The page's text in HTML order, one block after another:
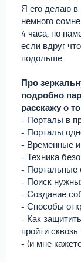
Я его делаю в
немного
4 часа, но
если вдруг
подольше.
Про
подробно
расскажу о
- Порталы в
- Порталы
- Временные
- Техника
- Портальные
- Поиск
- Создание
- Способы
- Как
пройти сквозь
- (и мне